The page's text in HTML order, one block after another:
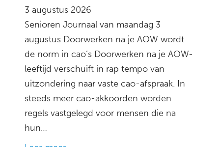
3 augustus 2026
Senioren Journaal van maandag 3
augustus Doorwerken na je AOW wordt
de norm in cao’s Doorwerken na je AOW-
leeftijd verschuift in rap tempo van
uitzondering naar vaste cao-afspraak. In
steeds meer cao-akkoorden worden
regels vastgelegd voor mensen die na
hun…